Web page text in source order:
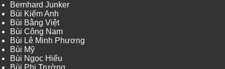
Bernhard Junker
Bùi Kiếm Anh
Bùi Bằng Việt
Bùi Công Nam
Bùi Lê Minh Phương
Bùi Mỹ
Bùi Ngọc Hiếu